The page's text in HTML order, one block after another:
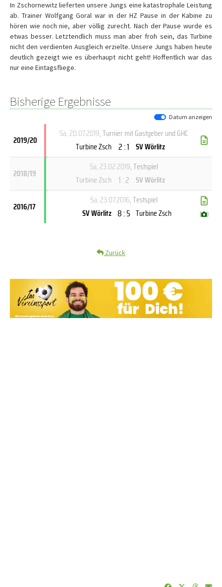
In Zschornewitz lieferten unsere Jungs eine katastrophale Leistung
ab. Trainer Wolfgang Goral war in der HZ Pause in der Kabine zu
hören wie noch nie, aber völlig zurecht. Nach der Pause wurde es
etwas besser. Letztendlich muss man aber froh sein, das Turbine
nicht den verdienten Ausgleich erzielte. Unsere Jungs haben heute
deutlich gezeigt wie es überhaupt nicht geht! Hoffentlich war das
nur eine Eintagsfliege.
Bisherige Ergebnisse
Datum anzeigen
2019/20
Sa, 20.07.2019, Turnier mit Gastgeber und GHC
Turbine Zsch 2 : 1 SV Wörlitz
2018/19
Sa, 23.02.2019, Testspiel
Turbine Zsch 1 : 2 SV Wörlitz
2016/17
Sa, 23.07.2016, Testspiel
SV Wörlitz 8 : 5 Turbine Zsch ( )
Zurück